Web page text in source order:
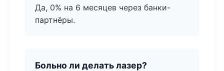
Да, 0% на 6 месяцев через банки-
партнёры.
Больно ли делать лазер?